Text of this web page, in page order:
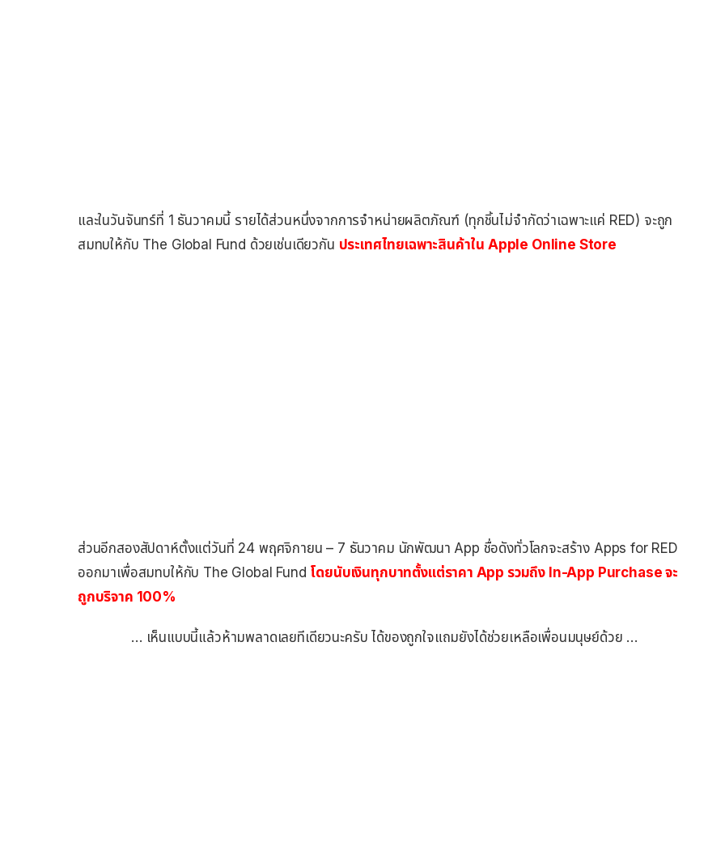
และในวันจันทร์ที่ 1 ธันวาคมนี้ รายได้ส่วนหนึ่งจากการจำหน่ายผลิตภัณฑ์ (ทุกชิ้นไม่จำกัดว่าเฉพาะแค่ RED) จะถูก
สมทบให้กับ The Global Fund ด้วยเช่นเดียวกัน ประเทศไทยเฉพาะสินค้าใน Apple Online Store
ส่วนอีกสองสัปดาห์ตั้งแต่วันที่ 24 พฤศจิกายน – 7 ธันวาคม นักพัฒนา App ชื่อดังทั่วโลกจะสร้าง Apps for RED
ออกมาเพื่อสมทบให้กับ The Global Fund โดยนับเงินทุกบาทตั้งแต่ราคา App รวมถึง In-App Purchase จะ
ถูกบริจาค 100%
… เห็นแบบนี้แล้วห้ามพลาดเลยทีเดียวนะครับ ได้ของถูกใจแถมยังได้ช่วยเหลือเพื่อนมนุษย์ด้วย …